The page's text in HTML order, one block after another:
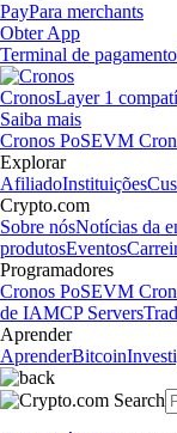
PayPara merchants
Obter App
Terminal de pagamento
CronosLayer 1
Saiba mais
Cronos PoSEVM
Explorar
AfiliadoInstituições
Crypto.com
Sobre nósNotícias da
produtosEventos
Programadores
Cronos PoSEVM
de IAMCP Servers
Aprender
AprenderBitcoin